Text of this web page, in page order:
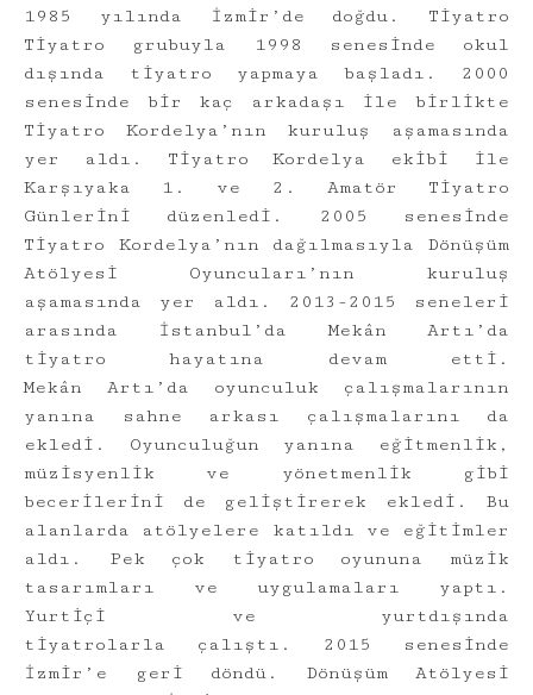
1985 yılında İzmir’de doğdu. Tiyatro
Tiyatro grubuyla 1998 senesinde okul
dışında tiyatro yapmaya başladı. 2000
senesinde bir kaç arkadaşı ile birlikte
Tiyatro Kordelya’nın kuruluş aşamasında
yer aldı. Tiyatro Kordelya ekibi ile
Karşıyaka 1. ve 2. Amatör Tiyatro
Günlerini düzenledi. 2005 senesinde
Tiyatro Kordelya’nın dağılmasıyla Dönüşüm
Atölyesi Oyuncuları’nın kuruluş
aşamasında yer aldı. 2013-2015 seneleri
arasında İstanbul’da Mekân Artı’da
tiyatro hayatına devam etti.
Mekân Artı’da oyunculuk çalışmalarının
yanına sahne arkası çalışmalarını da
ekledi. Oyunculuğun yanına eğitmenlik,
müzisyenlik ve yönetmenlik gibi
becerilerini de geliştirerek ekledi. Bu
alanlarda atölyelere katıldı ve eğitimler
aldı. Pek çok tiyatro oyununa müzik
tasarımları ve uygulamaları yaptı.
Yurtiçi ve yurtdışında
tiyatrolarla çalıştı. 2015 senesinde
İzmir’e geri döndü. Dönüşüm Atölyesi